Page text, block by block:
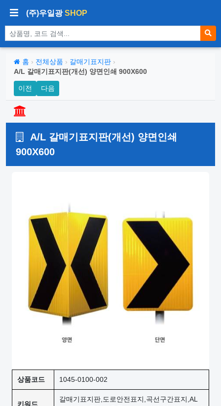
(주)우일광SHOP
상품 검색
홈 › 전체상품 › 갈매기표지판 ›
A/L 갈매기표지판(개선) 양면인쇄 900X600
이전 다음
A/L 갈매기표지판(개선) 양면인쇄
900X600
상품코드 1045-0100-002
키워드
갈매기표지판,도로안전표지,곡선구간표지,AL